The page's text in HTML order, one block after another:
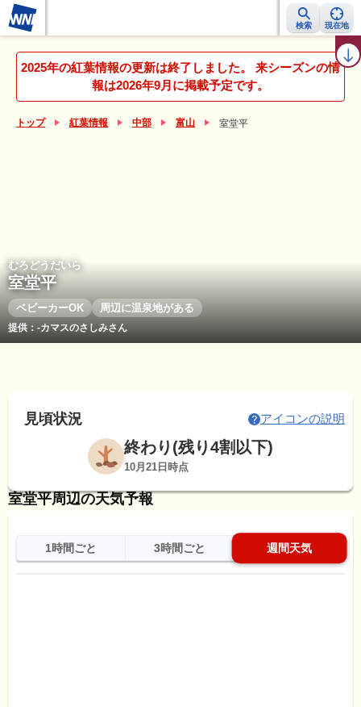
検索 現在地
紅葉レーダー 紅葉ニュース 京都 見頃カレンダー 名所ランキング
2025年の紅葉情報の更新は終了しました。 来シーズンの情
報は2026年9月に掲載予定です。
トップ 紅葉情報 中部 富山 室堂平
むろどうだいら
室堂平
ベビーカーOK 周辺に温泉地がある
提供：-カマスのさしみさん
見頃状況 アイコンの説明
終わり(残り4割以下)
10月21日時点
室堂平周辺の天気予報
1時間ごと 3時間ごと 週間天気